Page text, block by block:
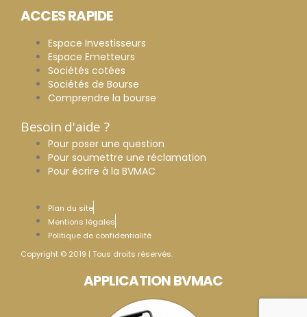
ACCES RAPIDE
Espace Investisseurs
Espace Emetteurs
Sociétés cotées
Sociétés de Bourse
Comprendre la bourse
Besoin d'aide ?
Pour poser une question
Pour soumettre une réclamation
Pour écrire à la BVMAC
Plan du site
Mentions légales
Politique de confidentialité
Copyright © 2019 | Tous droits réservés.
APPLICATION BVMAC